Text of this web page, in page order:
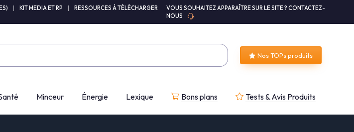
KIT MEDIA ET RP
RESSOURCES À TÉLÉCHARGER
VOUS SOUHAITEZ APPARAÎTRE SUR LE SITE ? CONTACTEZ-
NOUS
Nos TOPs produits
Minceur Énergie Lexique Bons plans Tests & Avis Produits